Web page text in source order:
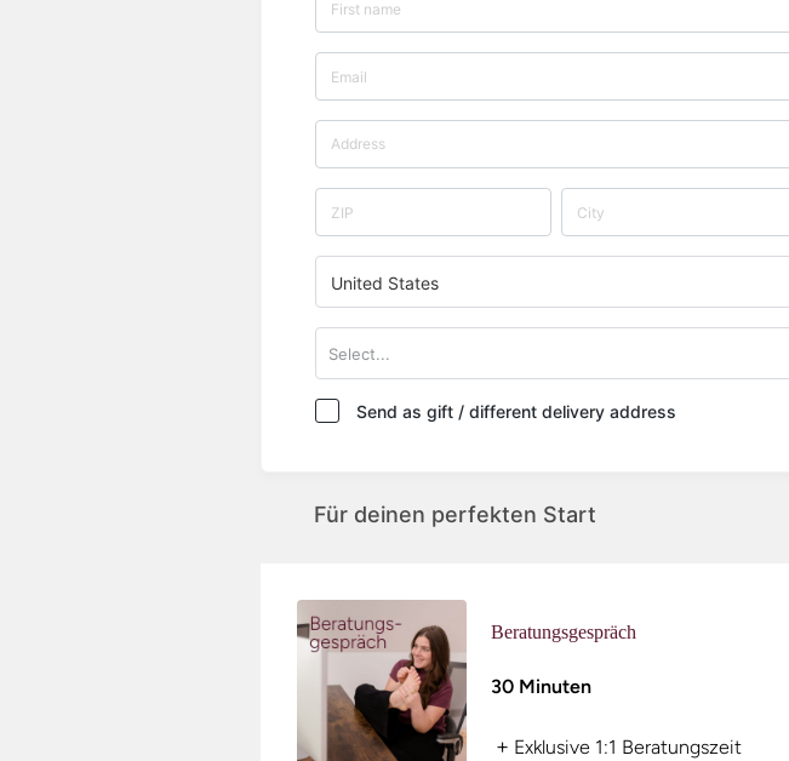
United States
Select...
Send as gift / different delivery address
Für deinen perfekten Start
Beratungsgespräch
30 Minuten
+ Exklusive 1:1 Beratungszeit